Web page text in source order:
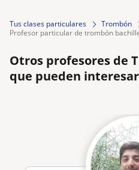
Tus clases particulares
Trombón
profesor particular de trombón
Otros profesores de
que pueden